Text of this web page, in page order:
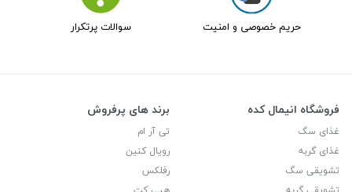
حریم خصوصی و امنیت سوالات پرتکرار
فروشگاه انیمال کده
غذای سگ
غذای گربه
تشویقی سگ
برند های پرفروش
تی آر ام
رویال کنین
رفلکس